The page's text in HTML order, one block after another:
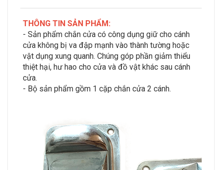
THÔNG TIN SẢN PHẨM:
- Sản phẩm chắn cửa có công dụng giữ cho cánh
cửa không bị va đập mạnh vào thành tường hoặc
vật dụng xung quanh. Chúng góp phần giảm thiểu
thiệt hại, hư hao cho cửa và đồ vật khác sau cánh
cửa.
- Bộ sản phẩm gồm 1 cặp chắn cửa 2 cánh.